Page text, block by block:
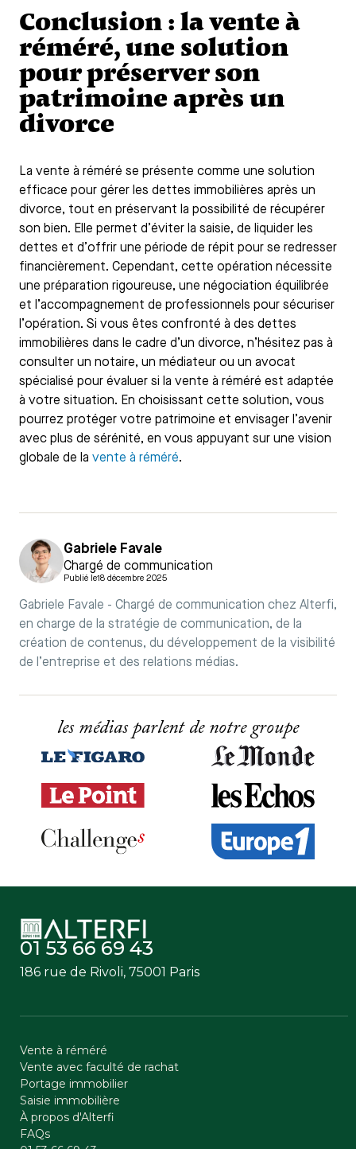
Conclusion : la vente à
réméré, une solution
pour préserver son
patrimoine après un
divorce
La vente à réméré se présente comme une solution
efficace pour gérer les dettes immobilières après un
divorce, tout en préservant la possibilité de récupérer
son bien. Elle permet d’éviter la saisie, de liquider les
dettes et d’offrir une période de répit pour se redresser
financièrement. Cependant, cette opération nécessite
une préparation rigoureuse, une négociation équilibrée
et l’accompagnement de professionnels pour sécuriser
l’opération. Si vous êtes confronté à des dettes
immobilières dans le cadre d’un divorce, n’hésitez pas à
consulter un notaire, un médiateur ou un avocat
spécialisé pour évaluer si la vente à réméré est adaptée
à votre situation. En choisissant cette solution, vous
pourrez protéger votre patrimoine et envisager l’avenir
avec plus de sérénité, en vous appuyant sur une vision
globale de la vente à réméré.
Gabriele Favale
Chargé de communication
Publié le18 décembre 2025
Gabriele Favale - Chargé de communication chez Alterfi,
en charge de la stratégie de communication, de la
création de contenus, du développement de la visibilité
de l’entreprise et des relations médias.
les médias parlent de notre groupe
01 53 66 69 43
186 rue de Rivoli, 75001 Paris
Vente à réméré
Vente avec faculté de rachat
Portage immobilier
Saisie immobilière
À propos d'Alterfi
FAQs